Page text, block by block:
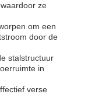
ze
om een
door de
stalstructuur
in
verse